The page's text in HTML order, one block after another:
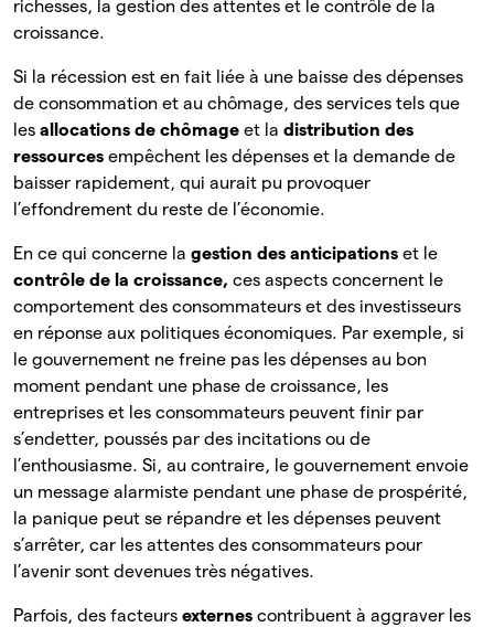
richesses, la gestion des attentes et le contrôle de la
croissance.
Si la récession est en fait liée à une baisse des dépenses
de consommation et au chômage, des services tels que
les allocations de chômage et la distribution des
ressources empêchent les dépenses et la demande de
baisser rapidement, qui aurait pu provoquer
l’effondrement du reste de l’économie.
En ce qui concerne la gestion des anticipations et le
contrôle de la croissance, ces aspects concernent le
comportement des consommateurs et des investisseurs
en réponse aux politiques économiques. Par exemple, si
le gouvernement ne freine pas les dépenses au bon
moment pendant une phase de croissance, les
entreprises et les consommateurs peuvent finir par
s’endetter, poussés par des incitations ou de
l’enthousiasme. Si, au contraire, le gouvernement envoie
un message alarmiste pendant une phase de prospérité,
la panique peut se répandre et les dépenses peuvent
s’arrêter, car les attentes des consommateurs pour
l’avenir sont devenues très négatives.
Parfois, des facteurs externes contribuent à aggraver les